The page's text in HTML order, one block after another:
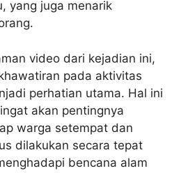
yang juga menarik
video dari kejadian ini,
pada aktivitas
perhatian utama. Hal ini
akan pentingnya
warga setempat dan
dilakukan secara tepat
bencana alam